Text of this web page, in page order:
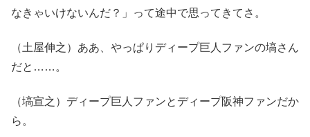
なきゃいけないんだ？」って途中で思ってきてさ。
（土屋伸之）ああ、やっぱりディープ巨人ファンの塙さん
だと……。
（塙宣之）ディープ巨人ファンとディープ阪神ファンだか
ら。